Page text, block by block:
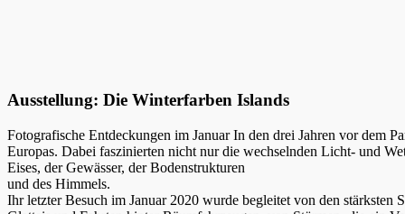
Ausstellung: Die Winterfarben Islands
Fotografische Entdeckungen im Januar In den drei Jahren vor dem
Europas. Dabei faszinierten nicht nur die wechselnden Licht- und
Eises, der Gewässer, der Bodenstrukturen
und des Himmels.
Ihr letzter Besuch im Januar 2020 wurde begleitet von den